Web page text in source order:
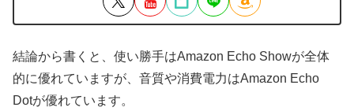
結論から書くと、使い勝手はAmazon Echo Showが全体
的に優れていますが、音質や消費電力はAmazon Echo
Dotが優れています。